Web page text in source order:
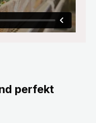
perfekt